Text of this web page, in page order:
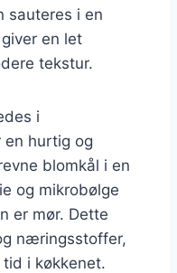
sauteres i en
en let
tekstur.
i
en hurtig og
blomkål i en
og mikrobølge
er mør. Dette
næringsstoffer,
i køkkenet.